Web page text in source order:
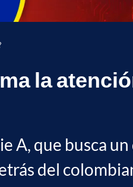
la
A, que busca
del